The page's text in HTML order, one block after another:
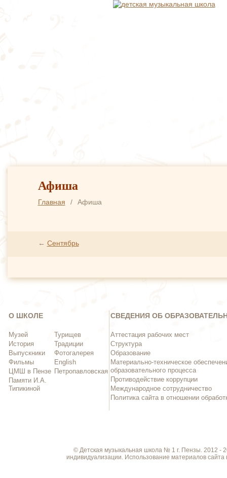
Афиша
Главная / Афиша
← Сентябрь
О ШКОЛЕ
Музей
Турищев
История
Традиции
Выпускники
Фотогалерея
Фильмы
English
ЦМШ в Пензе Петропавловская
Памяти И.А.
Типикиной
СВЕДЕНИЯ ОБ
Аттестация рабочих мест
Структура
Образование
Материально-техническое
образовательного процесса
Противодействие коррупции
Международное сотрудничество
Политика сайта в отношении
© Детская музыкальная школа № 1 г. Пензы. 2012 -
индивидуализации. Использование материалов